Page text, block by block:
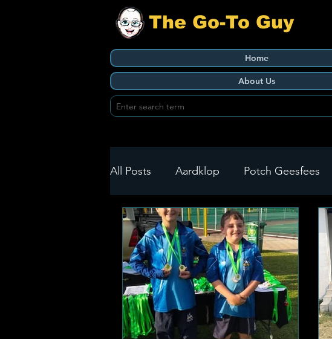
The Go-To Guy
Home
About Us
All Posts Aardklop Potch Geesfees
Ikageng Klerksdorp Carletonville
Build It Green Health